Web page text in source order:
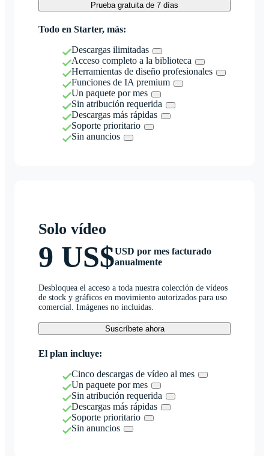
Prueba gratuita de 7 días
Todo en Starter, más:
Descargas ilimitadas
Acceso completo a la biblioteca
Herramientas de diseño profesionales
Funciones de IA premium
Un paquete por mes
Sin atribución requerida
Descargas más rápidas
Soporte prioritario
Sin anuncios
Solo vídeo
9 US$USD por mes facturado
anualmente
Desbloquea el acceso a toda nuestra colección de vídeos
de stock y gráficos en movimiento autorizados para uso
comercial. Imágenes no incluidas.
Suscríbete ahora
El plan incluye:
Cinco descargas de vídeo al mes
Un paquete por mes
Sin atribución requerida
Descargas más rápidas
Soporte prioritario
Sin anuncios